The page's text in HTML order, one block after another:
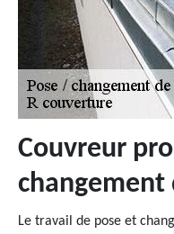
Couvreur
Le travail de pose et